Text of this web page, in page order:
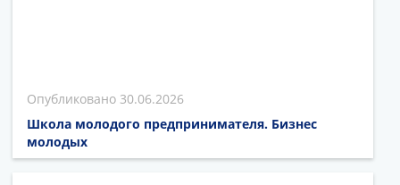
30.06.2026
Школа молодого предпринимателя. Бизнес
молодых